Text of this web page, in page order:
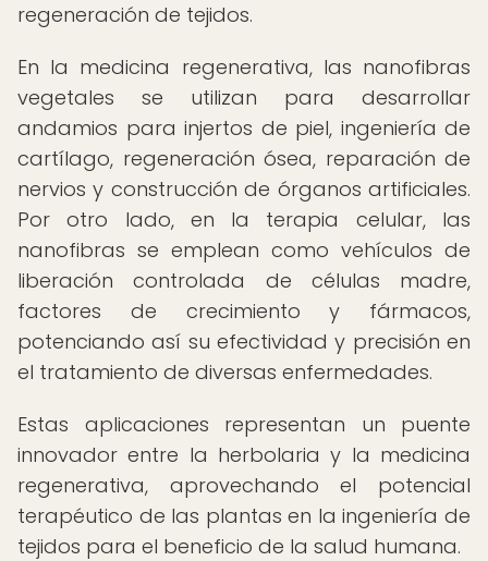
regeneración de tejidos.
En la medicina regenerativa, las nanofibras
vegetales se utilizan para desarrollar
andamios para injertos de piel, ingeniería de
cartílago, regeneración ósea, reparación de
nervios y construcción de órganos artificiales.
Por otro lado, en la terapia celular, las
nanofibras se emplean como vehículos de
liberación controlada de células madre,
factores de crecimiento y fármacos,
potenciando así su efectividad y precisión en
el tratamiento de diversas enfermedades.
Estas aplicaciones representan un puente
innovador entre la herbolaria y la medicina
regenerativa, aprovechando el potencial
terapéutico de las plantas en la ingeniería de
tejidos para el beneficio de la salud humana.